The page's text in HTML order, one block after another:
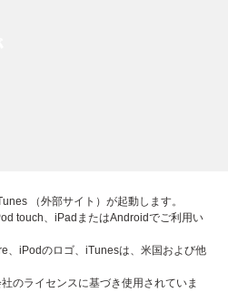
（外部サイト）が起動します。
touch、iPadまたはAndroidでご利用い
、iPodのロゴ、iTunesは、米国および他
のライセンスに基づき使用されていま